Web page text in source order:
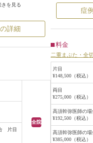
いたところ、ほぼ
ことにより目の横
目が離れていまし
ながら患者様と
全切開法で自然
頭切開で目を内側
りました。
に行い、目を閉じ
位置で切開して二
開はZ法で行い、
斜め下方向に尖る
きを見る
詳細
全院
片目
幅を広げたい
また、埋没法
されていまし
蒙古襞を乗り越
うに幅の広い二
ました。
まぶたの脂肪
目が窪まない
切除しました。
手術後は患者
めの平行型二
症
料金
二重まぶた・全
片目
¥148,500（税込）
両目
¥275,000（税込）
高須幹弥医師の
¥192,500（税込）
高須幹弥医師の
¥385,000（税込）